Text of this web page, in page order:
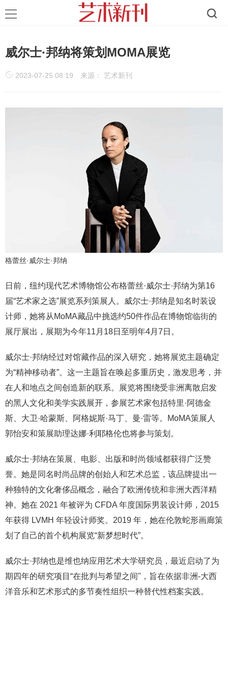
威尔士·邦纳将策划MOMA展览
2023-07-25 08:19 来源： 艺术新刊
格蕾丝·威尔士·邦纳
日前，纽约现代艺术博物馆公布格蕾丝·威尔士·邦纳为第16
届“艺术家之选”展览系列策展人。威尔士·邦纳是知名时装设
计师，她将从MoMA藏品中挑选约50件作品在博物馆临街的
展厅展出，展期为今年11月18日至明年4月7日。
威尔士·邦纳经过对馆藏作品的深入研究，她将展览主题确定
为“精神移动者”。这一主题旨在唤起多重历史，激发思考，并
在人和地点之间创造新的联系。展览将围绕受非洲离散启发
的黑人文化和美学实践展开，参展艺术家包括特里·阿德金
斯、大卫·哈蒙斯、阿格妮斯·马丁、曼·雷等。MoMA策展人
郭怡安和策展助理达娜·利耶格伦也将参与策划。
威尔士·邦纳在策展、电影、出版和时尚领域都获得广泛赞
誉。她是同名时尚品牌的创始人和艺术总监，该品牌提出一
种独特的文化奢侈品概念，融合了欧洲传统和非洲大西洋精
神。她在 2021 年被评为 CFDA 年度国际男装设计师，2015
年获得 LVMH 年轻设计师奖。2019 年，她在伦敦蛇形画廊策
划了自己的首个机构展览“新梦想时代”。
威尔士·邦纳也是维也纳应用艺术大学研究员，最近启动了为
期四年的研究项目“在批判与希望之间"，旨在依据非洲-大西
洋音乐和艺术形式的多节奏性组织一种替代性档案实践。